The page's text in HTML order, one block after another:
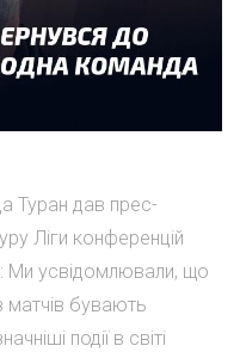
Туран дав прес-
Ліги конференцій
Ми усвідомлювали, що
матчів бувають
події в світі